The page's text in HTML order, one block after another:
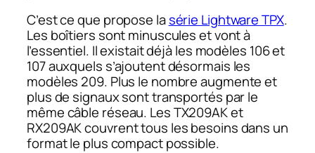
C’est ce que propose lasérie Lightware TPX.
Les boîtiers sont minuscules et vont à
l’essentiel. Il existait déjà les modèles 106 et
107 auxquels s’ajoutent désormais les
modèles 209. Plus le nombre augmente et
plus de signaux sont transportés par le
même câble réseau. Les TX209AK et
RX209AK couvrent tous les besoins dans un
format le plus compact possible.